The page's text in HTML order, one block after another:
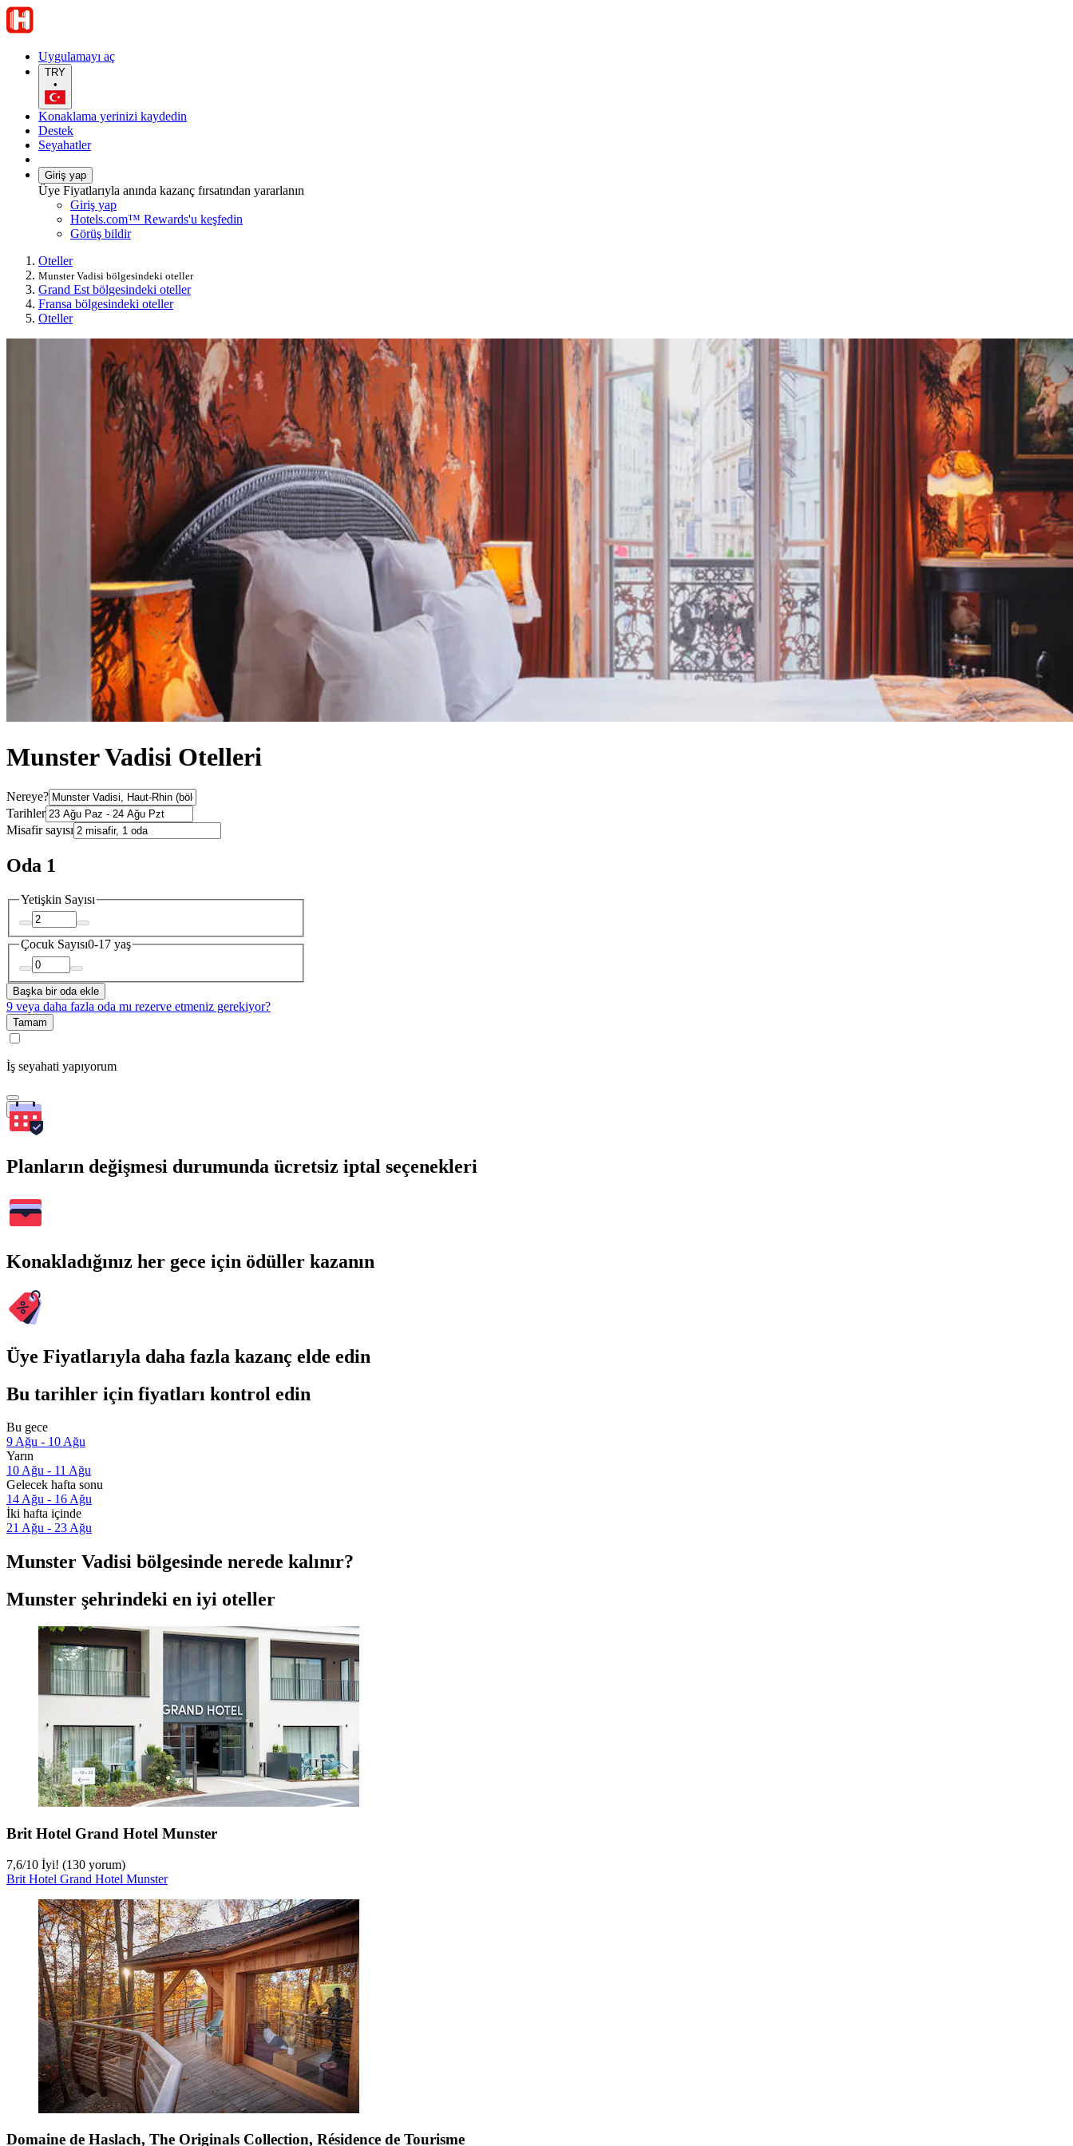
Uygulamayı aç
TRY
•
Konaklama yerinizi kaydedin
Destek
Seyahatler
Giriş yap
Üye Fiyatlarıyla anında kazanç fırsatından yararlanın
Giriş yap
Hotels.com™ Rewards'u keşfedin
Görüş bildir
Oteller
Munster Vadisi bölgesindeki oteller
Grand Est bölgesindeki oteller
Fransa bölgesindeki oteller
Oteller
Munster Vadisi Otelleri
Nereye?
Tarihler
Misafir sayısı
Oda 1
Yetişkin Sayısı
Çocuk Sayısı0-17 yaş
Başka bir oda ekle
9 veya daha fazla oda mı rezerve etmeniz gerekiyor?
Tamam
İş seyahati yapıyorum
Ara
Planların değişmesi durumunda ücretsiz iptal seçenekleri
Konakladığınız her gece için ödüller kazanın
Üye Fiyatlarıyla daha fazla kazanç elde edin
Bu tarihler için fiyatları kontrol edin
Bu gece
9 Ağu - 10 Ağu
Yarın
10 Ağu - 11 Ağu
Gelecek hafta sonu
14 Ağu - 16 Ağu
İki hafta içinde
21 Ağu - 23 Ağu
Munster Vadisi bölgesinde nerede kalınır?
Munster şehrindeki en iyi oteller
Brit Hotel Grand Hotel Munster
7,6/10 İyi! (130 yorum)
Brit Hotel Grand Hotel Munster
Domaine de Haslach, The Originals Collection, Résidence de Tourisme